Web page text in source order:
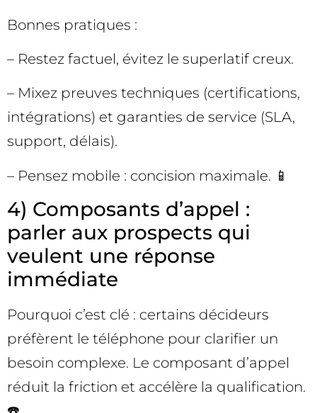
Bonnes pratiques :
– Restez factuel, évitez le superlatif creux.
– Mixez preuves techniques (certifications,
intégrations) et garanties de service (SLA,
support, délais).
– Pensez mobile : concision maximale. 📱
4) Composants d’appel :
parler aux prospects qui
veulent une réponse
immédiate
Pourquoi c’est clé : certains décideurs
préfèrent le téléphone pour clarifier un
besoin complexe. Le composant d’appel
réduit la friction et accélère la qualification.